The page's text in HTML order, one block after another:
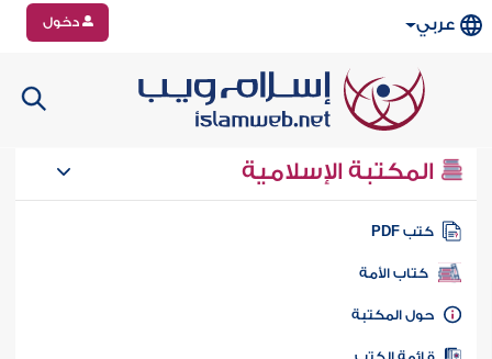
عربي دخول
المكتبة الإسلامية
كتب PDF
كتاب الأمة